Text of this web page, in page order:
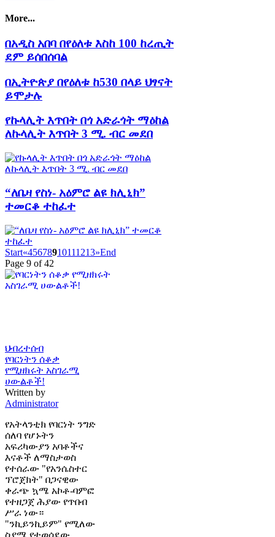
More...
በአዲስ አበባ በየዕለቱ እስከ 100 ከረጢት
ደም ይሰበሰባል
በኢትዮጵያ በየዕለቱ ከ530 በላይ ህፃናት
ይሞታሉ
የኩላሊት እጥበት በጎ አድራጎት ማዕከል
ለኩላሊት እጥበት 3 ሚ. ብር መደበ
“ለቤዛ የስነ- አዕምሮ ልዩ ክሊኒክ”
ተመርቆ ተከፈተ
Start«45678910111213»End
Page 9 of 42
ህብረተሰብ
የባርነትን ሰቆቃ
የሚዘክሩት አስገራሚ
ሀውልቶች!
Written by
Administrator
የአትላንቲክ የባርነት ንግድ
ሰለባ የሆኑትን
አፍሪካውያን አባቶችና
እናቶች ለማስታወስ
የተሰራው "የአንሴስተር
ፕሮጀክት" በጋናዊው
ቀራጭ ኳሜ አኮቶ-ባምፎ
የተዘጋጀ ሕያው የጥበብ
ሥራ ነው።
"ንኪይንኪይም" የሚለው
ስያሜ የተወሰደው